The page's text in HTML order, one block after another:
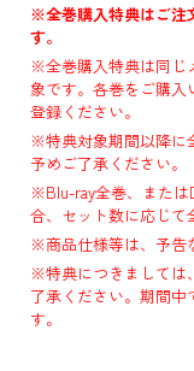
※全巻購入特典はご注
す。
※全巻購入特典は同じ
象です。各巻をご購
登録ください。
※特典対象期間以降に
予めご了承ください。
※Blu-ray全巻、または
合、セット数に応じて
※商品仕様等は、予告
※特典につきましては
了承ください。期間
す。